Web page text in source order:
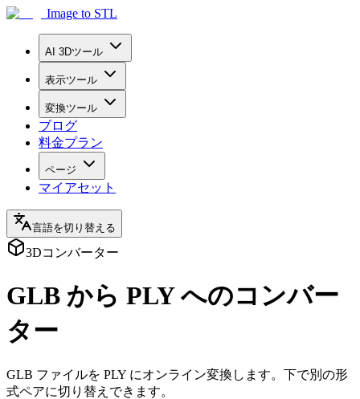
Image to STL
AI 3Dツール
表示ツール
変換ツール
ブログ
料金プラン
ページ
マイアセット
言語を切り替える
3Dコンバーター
GLB から PLY へのコンバー
ター
GLB ファイルを PLY にオンライン変換します。下で別の形
式ペアに切り替えできます。